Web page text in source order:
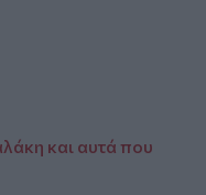
και αυτά που